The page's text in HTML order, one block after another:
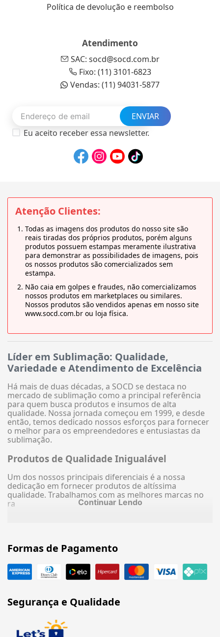
Política de devolução e reembolso
Atendimento
SAC: socd@socd.com.br
Fixo: (11) 3101-6823
Vendas: (11) 94031-5877
ENVIAR
Eu aceito receber essa newsletter.
Atenção Clientes:
Todas as imagens dos produtos do nosso site são
reais tiradas dos próprios produtos, porém alguns
produtos possuem estampas meramente ilustrativa
para demonstrar as possibilidades de imagens, pois
os nossos produtos são comercializados sem
estampa.
Não caia em golpes e fraudes, não comercializamos
nossos produtos em marketplaces ou similares.
Nossos produtos são vendidos apenas em nosso site
www.socd.com.br ou loja física.
Líder em Sublimação: Qualidade,
Variedade e Atendimento de Excelência
Há mais de duas décadas, a SOCD se destaca no
mercado de sublimação como a principal referência
para quem busca produtos e insumos de alta
qualidade. Nossa jornada começou em 1999, e desde
então, temos dedicado nossos esforços para fornecer
o melhor para os empreendedores e entusiastas da
sublimação.
Produtos de Qualidade Inigualável
Um dos nossos principais diferenciais é a nossa
dedicação em fornecer produtos de altíssima
qualidade. Trabalhamos com as melhores marcas no
ra
Continuar Lendo
Formas de Pagamento
Segurança e Qualidade